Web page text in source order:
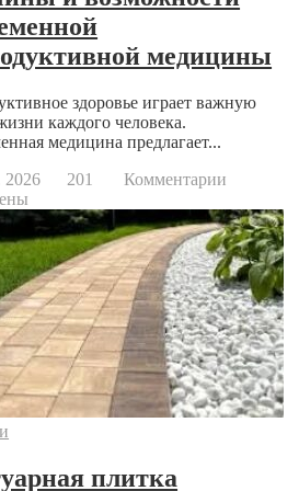
медицины
здоровье играет важную
каждого человека.
медицина предлагает...
2026
201 Комментарии
Когда
стоит
к
основные
причины
и
плитка